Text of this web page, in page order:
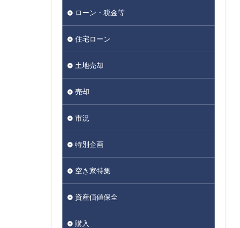
ローン・税金等
住宅ローン
土地売却
売却
市況
特別企画
空き家特集
資産価値保全
購入